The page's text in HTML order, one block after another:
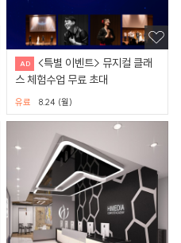
<특별 이벤트> 뮤지컬 클래
스 체험수업 무료 초대
8.24 (월)
유료